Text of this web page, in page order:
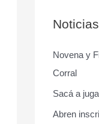
a
p
o
r
:
Novena y
Corral
Sacá a
Abren